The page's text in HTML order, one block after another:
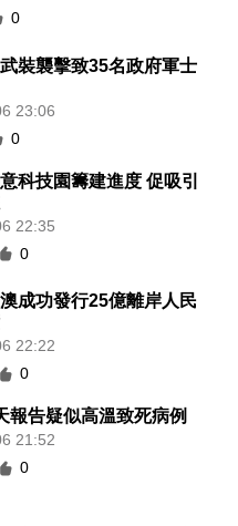
0
裝襲擊致35名政府軍士
23:06
0
科技園籌建進度 促吸引
22:35
0
成功發行25億離岸人民
22:22
0
報告疑似高溫致死病例
21:52
0